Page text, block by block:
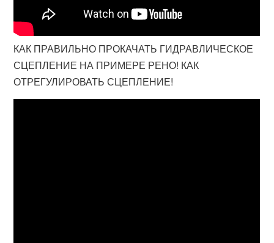
КАК ПРАВИЛЬНО ПРОКАЧАТЬ ГИДРАВЛИЧЕСКОЕ
СЦЕПЛЕНИЕ НА ПРИМЕРЕ РЕНО! КАК
ОТРЕГУЛИРОВАТЬ СЦЕПЛЕНИЕ!